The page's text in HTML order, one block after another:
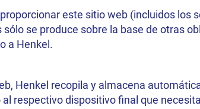
este sitio web (incluidos los
se produce sobre la base de otras
a Henkel.
Henkel recopila y almacena
respectivo dispositivo final que